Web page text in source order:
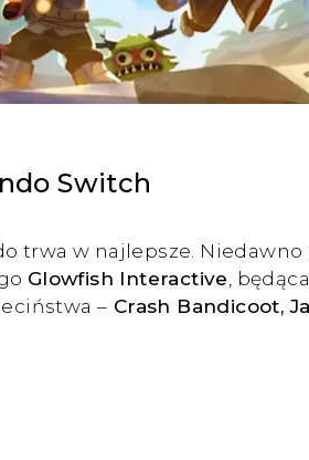
Switch
trwa w najlepsze. Niedawno
Glowfish Interactive ,
– Crash Bandicoot,